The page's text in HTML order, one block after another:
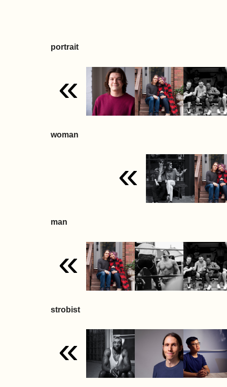
portrait
«
woman
«
man
«
strobist
«